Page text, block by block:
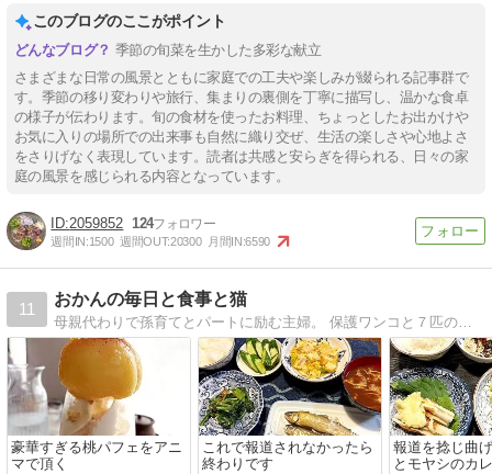
このブログのここがポイント
季節の旬菜を生かした多彩な献立
さまざまな日常の風景とともに家庭での工夫や楽しみが綴られる記事群で
す。季節の移り変わりや旅行、集まりの裏側を丁寧に描写し、温かな食卓
の様子が伝わります。旬の食材を使ったお料理、ちょっとしたお出かけや
お気に入りの場所での出来事も自然に織り交ぜ、生活の楽しさや心地よさ
をさりげなく表現しています。読者は共感と安らぎを得られる、日々の家
庭の風景を感じられる内容となっています。
2059852 124
週間IN:1500 週間OUT:20300 月間IN:6590
11
おかんの毎日と食事と猫
母親代わりで孫育てとパートに励む主婦。 保護ワンコと７匹の保護ニャンコ。猫の保護活動で毎日ドタバタ。 でも家族の健康のため毎日栄養たっぷりな節約料理を作ります。
豪華すぎる桃パフェをアニ
マで頂く
これで報道されなかったら
終わりです
報道を捻じ曲
とモヤシのカ